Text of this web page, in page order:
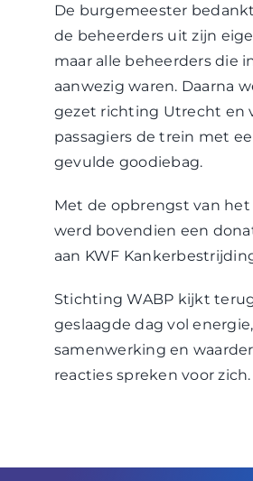
De burgemeester
de beheerders uit zijn
maar alle beheerders die
aanwezig waren. Daarna
gezet richting Utrecht en
passagiers de trein met
gevulde goodiebag.
Met de opbrengst van
werd bovendien een
aan KWF
Stichting WABP kijkt
geslaagde dag vol energie,
samenwerking en
reacties spreken voor zich.